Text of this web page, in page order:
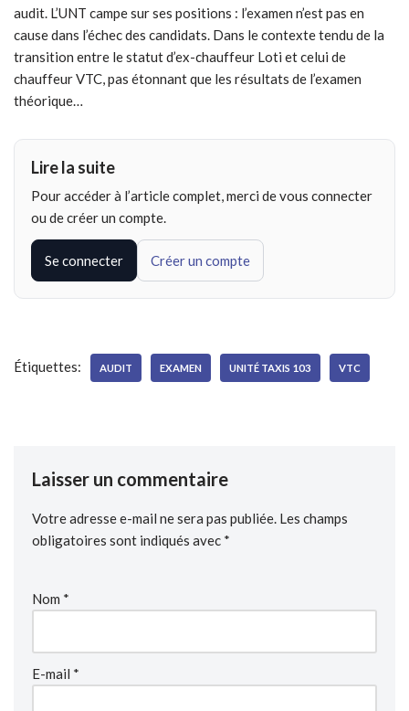
audit. L’UNT campe sur ses positions : l’examen n’est pas en
cause dans l’échec des candidats. Dans le contexte tendu de la
transition entre le statut d’ex-chauffeur Loti et celui de
chauffeur VTC, pas étonnant que les résultats de l’examen
théorique…
Lire la suite
Pour accéder à l’article complet, merci de vous connecter
ou de créer un compte.
Se connecter Créer un compte
Étiquettes: AUDIT EXAMEN UNITÉ TAXIS 103 VTC
Laisser un commentaire
Votre adresse e-mail ne sera pas publiée. Les champs
obligatoires sont indiqués avec *
Nom *
E-mail *